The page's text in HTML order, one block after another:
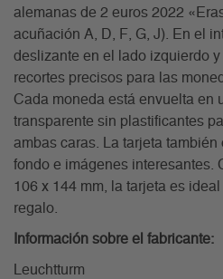
alemanas de 2 euros 2022
acuñación A, D, F, G, J). En el
deslizante en el lado izquierdo
recortes precisos para las
Cada moneda está envuelta en
transparente sin plastificantes
ambas caras. La tarjeta también
fondo e imágenes interesantes.
106 x 144 mm, la tarjeta es
regalo.
Información sobre el fabricante:
Leuchtturm